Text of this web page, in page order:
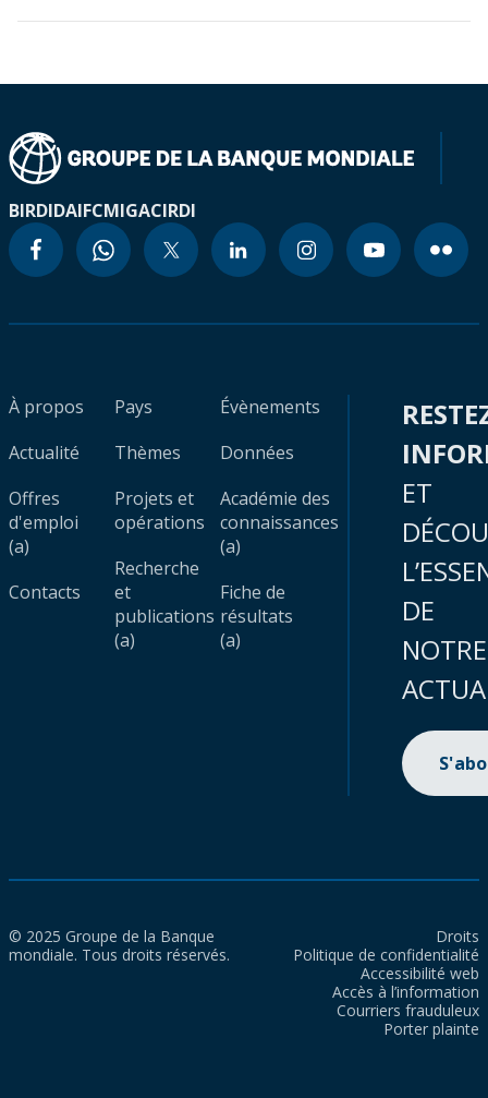
BIRDIDAIFCMIGACIRDI
À propos
Actualité
Offres
d'emploi
(a)
Contacts
Pays
Thèmes
Projets et
opérations
Recherche
et
publications
(a)
Évènements
Données
Académie des
connaissances
(a)
Fiche de
résultats
(a)
ET
DE
NOTRE
© 2025 Groupe de la Banque
mondiale. Tous droits réservés.
Droits
Politique de confidentialité
Accessibilité web
Accès à l’information
Courriers frauduleux
Porter plainte